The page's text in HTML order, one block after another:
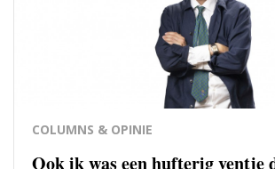
COLUMNS & OPINIE
Ook ik was een hufterig ventje